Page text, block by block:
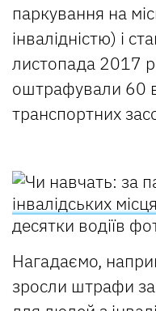
паркування на
інвалідністю) і
листопада 2017
оштрафували 60
транспортних
Нагадаємо,
зросли штрафи